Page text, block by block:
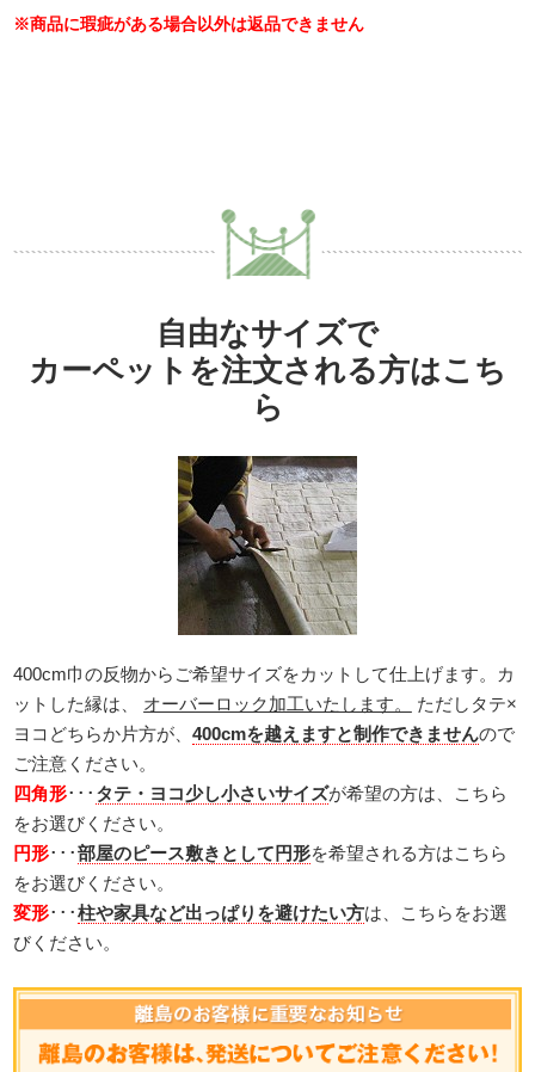
※商品に瑕疵がある場合以外は返品できません
自由なサイズで
カーペットを注文される方はこち
ら
400cm巾の反物からご希望サイズをカットして仕上げます。カ
ットした縁は、 オーバーロック加工いたします。
ただしタテ×
ヨコどちらか片方が、400cmを越えますと制作できませんので
ご注意ください。
四角形･･･ タテ・ヨコ少し小さいサイズが希望の方は、こちら
をお選びください。
円形･･･部屋のピース敷きとして円形を希望される方はこちら
をお選びください。
変形･･･柱や家具など出っぱりを避けたい方は、こちらをお選
びください。